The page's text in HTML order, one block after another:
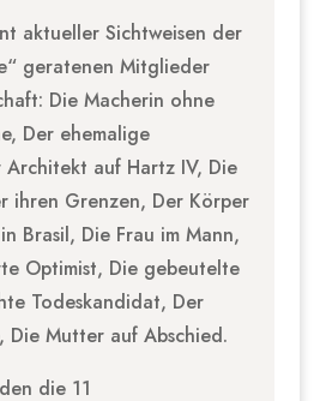
aktueller Sichtweisen der
geratenen Mitglieder
Die Macherin ohne
Der ehemalige
Architekt auf Hartz IV, Die
ihren Grenzen, Der Körper
Brasil, Die Frau im Mann,
Optimist, Die gebeutelte
Todeskandidat, Der
Die Mutter auf Abschied.
die 11